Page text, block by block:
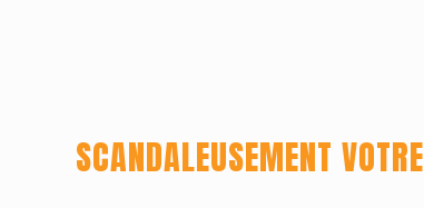
SCANDALEUSEMENT VOTRE